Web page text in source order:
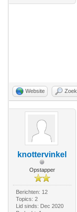
Website Zoek
knottervinkel
Opstapper
Berichten: 12
Topics: 2
Lid sinds: Dec 2020